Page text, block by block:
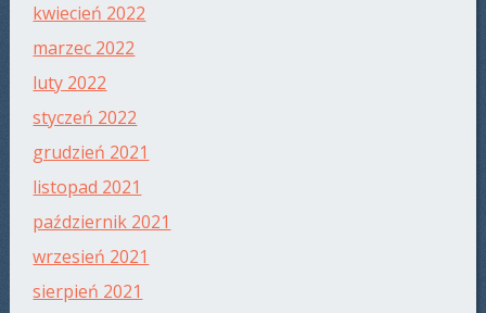
kwiecień 2022
marzec 2022
luty 2022
styczeń 2022
grudzień 2021
listopad 2021
październik 2021
wrzesień 2021
sierpień 2021